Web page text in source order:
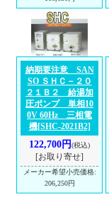
納期要注意 SAN
SO ＳＨＣ－２０
２１Ｂ２ 給湯加
圧ポンプ 単相10
0V 60Hz 三相電
機[SHC-2021B2]
122,700円(税込)
[お取り寄せ]
メーカー希望小売価格:
206,250円